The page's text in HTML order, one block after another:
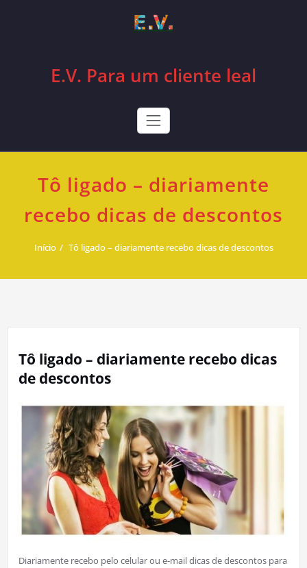
E.V. Para um cliente leal
Tô ligado – diariamente
recebo dicas de descontos
Início Tô ligado – diariamente recebo dicas de descontos
Tô ligado – diariamente recebo dicas
de descontos
Diariamente recebo pelo celular ou e-mail dicas de descontos para